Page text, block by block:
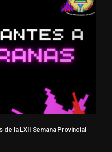
la LXII Semana Provincial